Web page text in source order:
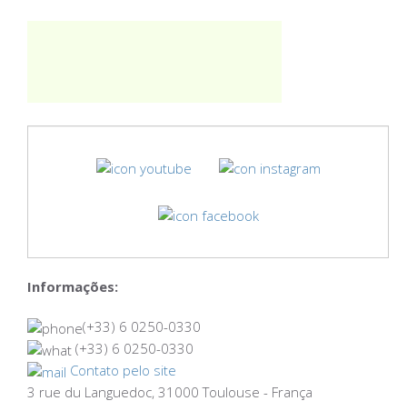
Informações:
(+33) 6 0250-0330
(+33) 6 0250-0330
Contato pelo site
3 rue du Languedoc, 31000 Toulouse - França